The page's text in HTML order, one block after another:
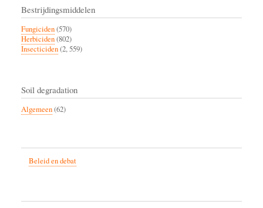
Bestrijdingsmiddelen
Fungiciden(570)
Herbiciden(802)
Insecticiden(2, 559)
Soil degradation
Algemeen(62)
Beleid en debat